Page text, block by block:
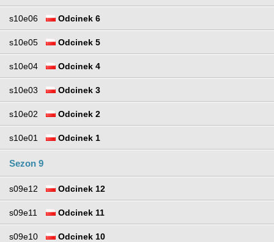
s10e06 Odcinek 6
s10e05 Odcinek 5
s10e04 Odcinek 4
s10e03 Odcinek 3
s10e02 Odcinek 2
s10e01 Odcinek 1
Sezon 9
s09e12 Odcinek 12
s09e11 Odcinek 11
s09e10 Odcinek 10